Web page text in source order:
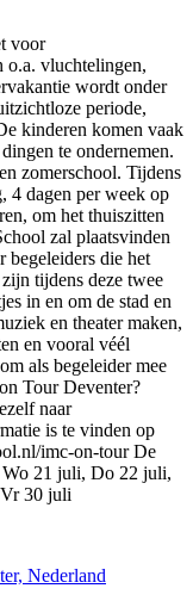
voor
vluchtelingen,
wordt onder
periode,
kinderen komen vaak
te ondernemen.
zomerschool. Tijdens
4 dagen per week op
om het thuiszitten
zal plaatsvinden
begeleiders die het
tijdens deze twee
in en om de stad en
en theater maken,
en vooral véél
als begeleider mee
Tour Deventer?
naar
is te vinden op
imc-on-tour De
21 juli, Do 22 juli,
30 juli
Nederland